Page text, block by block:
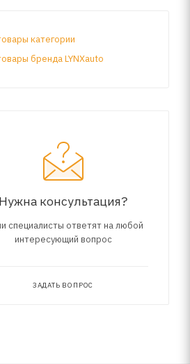
категории
бренда LYNXauto
Нужна консультация?
специалисты ответят на любой
интересующий вопрос
ЗАДАТЬ ВОПРОС